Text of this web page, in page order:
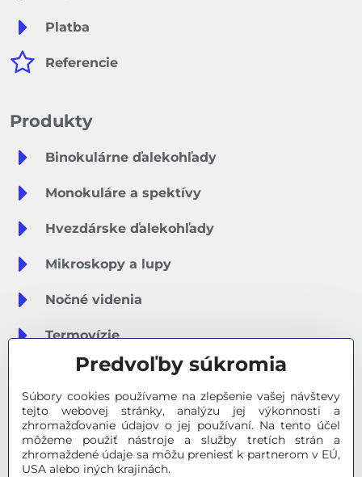
Platba
Referencie
Produkty
Binokulárne ďalekohľady
Monokuláre a spektívy
Hvezdárske ďalekohľady
Mikroskopy a lupy
Nočné videnia
Termovízie
Meteostanice
Značky
Výpredaj
Predvoľby súkromia
Súbory cookies používame na zlepšenie vašej návštevy
tejto webovej stránky, analýzu jej výkonnosti a
zhromažďovanie údajov o jej používaní. Na tento účel
môžeme použiť nástroje a služby tretích strán a
zhromaždené údaje sa môžu preniesť k partnerom v EÚ,
USA alebo iných krajinách.